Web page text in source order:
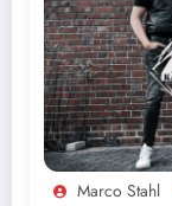
Marco Stahl